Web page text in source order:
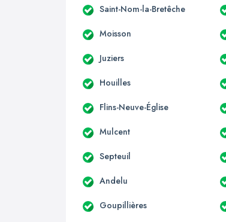
Saint-Nom-la-Bretêche
Moisson
Juziers
Houilles
Flins-Neuve-Église
Mulcent
Septeuil
Andelu
Goupillières